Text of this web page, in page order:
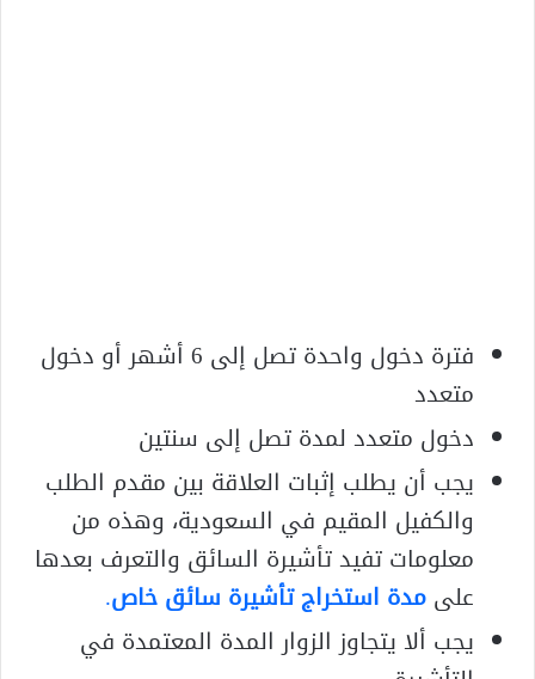
فترة دخول واحدة تصل إلى 6 أشهر أو دخول
متعدد
دخول متعدد لمدة تصل إلى سنتين
يجب أن يطلب إثبات العلاقة بين مقدم الطلب
والكفيل المقيم في السعودية، وهذه من
معلومات تفيد تأشيرة السائق والتعرف بعدها
علىمدة استخراج تأشيرة سائق خاص.
يجب ألا يتجاوز الزوار المدة المعتمدة في